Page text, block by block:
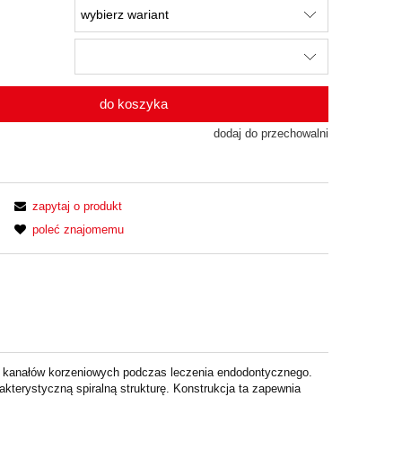
do koszyka
dodaj do przechowalni
zapytaj o produkt
poleć znajomemu
korzeniowych podczas leczenia endodontycznego.
spiralną strukturę. Konstrukcja ta zapewnia